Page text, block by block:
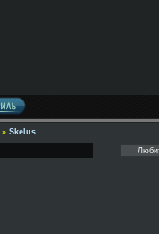
» Skelus